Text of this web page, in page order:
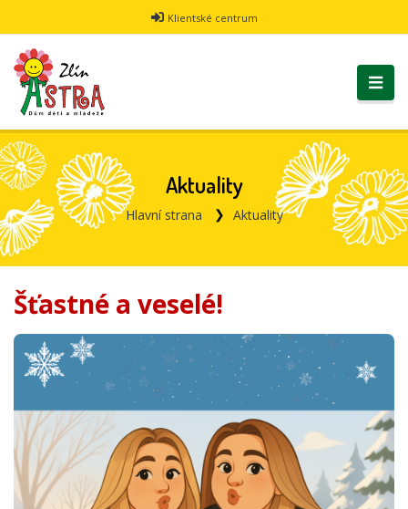
Klientské centrum
Aktuality
Hlavní strana Aktuality
Šťastné a veselé!